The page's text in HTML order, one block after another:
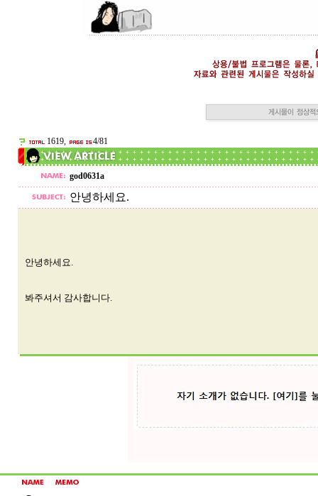
1619, 4/81
god0631a
안녕하세요.
안녕하세요.
봐주셔서 감사합니다.